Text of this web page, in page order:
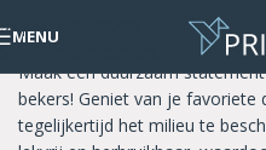
Skip to navigation
Skip to main content
MENU
Bekers
Maak een duurzaam
bekers! Geniet van je favoriete
tegelijkertijd het milieu te